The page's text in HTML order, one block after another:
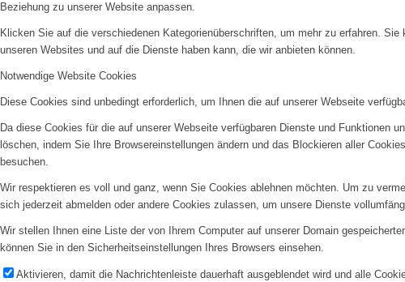
Beziehung zu unserer Website anpassen.
Klicken Sie auf die verschiedenen Kategorienüberschriften, um mehr zu erfahren.
unseren Websites und auf die Dienste haben kann, die wir anbieten können.
Notwendige Website Cookies
Diese Cookies sind unbedingt erforderlich, um Ihnen die auf unserer Webseite
Da diese Cookies für die auf unserer Webseite verfügbaren Dienste und Funktionen
löschen, indem Sie Ihre Browsereinstellungen ändern und das Blockieren aller
besuchen.
Wir respektieren es voll und ganz, wenn Sie Cookies ablehnen möchten. Um zu
sich jederzeit abmelden oder andere Cookies zulassen, um unsere Dienste
Wir stellen Ihnen eine Liste der von Ihrem Computer auf unserer Domain
können Sie in den Sicherheitseinstellungen Ihres Browsers einsehen.
Aktivieren, damit die Nachrichtenleiste dauerhaft ausgeblendet wird und alle